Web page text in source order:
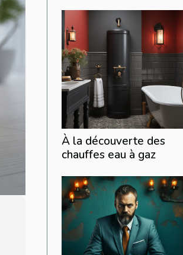
À la découverte des
chauffes eau à gaz